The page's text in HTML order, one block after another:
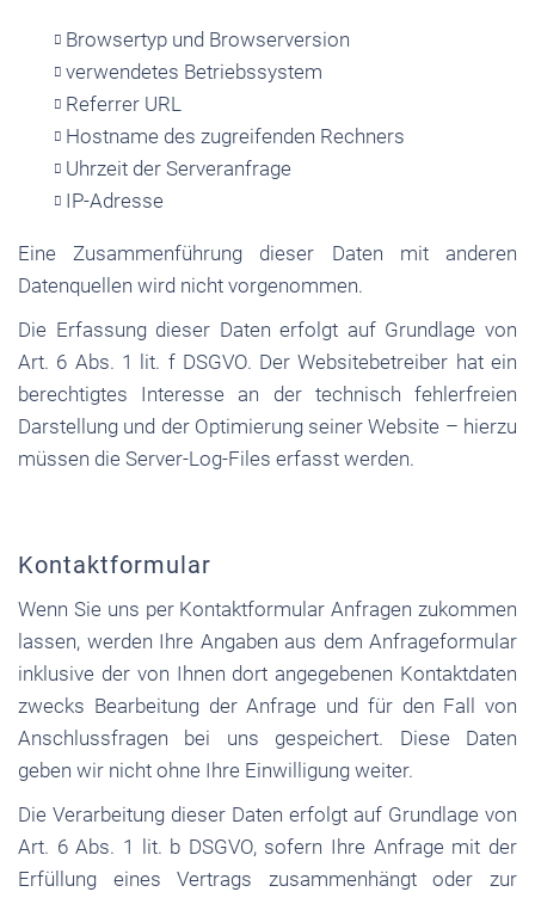
Browsertyp und Browserversion
verwendetes Betriebssystem
Referrer URL
Hostname des zugreifenden Rechners
Uhrzeit der Serveranfrage
IP-Adresse
Eine Zusammenführung dieser Daten mit anderen
Datenquellen wird nicht vorgenommen.
Die Erfassung dieser Daten erfolgt auf Grundlage von
Art. 6 Abs. 1 lit. f DSGVO. Der Websitebetreiber hat ein
berechtigtes Interesse an der technisch fehlerfreien
Darstellung und der Optimierung seiner Website – hierzu
müssen die Server-Log-Files erfasst werden.
Kontaktformular
Wenn Sie uns per Kontaktformular Anfragen zukommen
lassen, werden Ihre Angaben aus dem Anfrageformular
inklusive der von Ihnen dort angegebenen Kontaktdaten
zwecks Bearbeitung der Anfrage und für den Fall von
Anschlussfragen bei uns gespeichert. Diese Daten
geben wir nicht ohne Ihre Einwilligung weiter.
Die Verarbeitung dieser Daten erfolgt auf Grundlage von
Art. 6 Abs. 1 lit. b DSGVO, sofern Ihre Anfrage mit der
Erfüllung eines Vertrags zusammenhängt oder zur